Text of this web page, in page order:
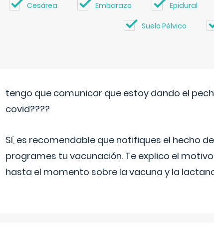
Cesárea Embarazo Epidural
Suelo Pélvico
tengo que comunicar que estoy dando el
covid????
Sí, es recomendable que notifiques el hecho
programes tu vacunación. Te explico el
hasta el momento sobre la vacuna y la